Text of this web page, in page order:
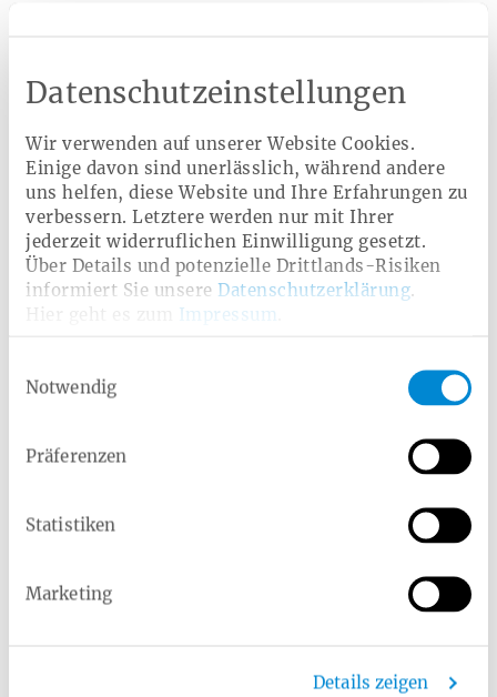
Datenschutzeinstellungen
Wir verwenden auf unserer Website Cookies.
Einige davon sind unerlässlich, während andere
uns helfen, diese Website und Ihre Erfahrungen zu
verbessern. Letztere werden nur mit Ihrer
jederzeit widerruflichen Einwilligung gesetzt.
Über Details und potenzielle Drittlands-Risiken
informiert Sie unsere Datenschutzerklärung.
Impressum
Notwendig
Präferenzen
Statistiken
Marketing
Details zeigen
Das könnte Sie auch
Die besten Übungen
für einen trainierten
Beckenboden
Artikel lesen
Zwischen den Wehen wanderte ich
Es sei wichtig, das Entspannen zu üben, sagt Löschen.
Das kann die Frau mithilfe eines bestimmten Duftes,
bestimmten Musik oder einem bestimmten Kissen.
Etwas, womit sie etwas Gutes assoziiere, sagt Löschen.
Auch Hypno Birthing oder Tiefenentspannung